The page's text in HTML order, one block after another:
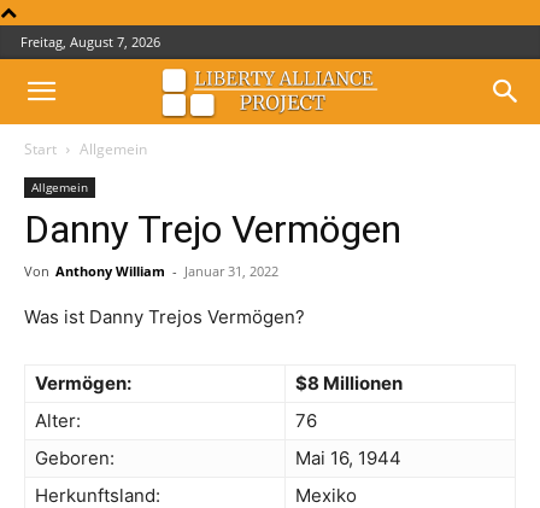
Freitag, August 7, 2026
Start Allgemein
Allgemein
Danny Trejo Vermögen
Von Anthony William - Januar 31, 2022
Was ist Danny Trejos Vermögen?
Vermögen:
$8 Millionen
Alter:
76
Geboren:
Mai 16, 1944
Herkunftsland:
Mexiko